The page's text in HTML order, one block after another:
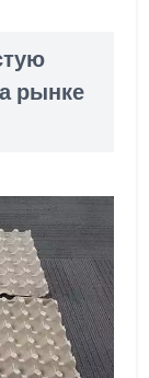
рынке